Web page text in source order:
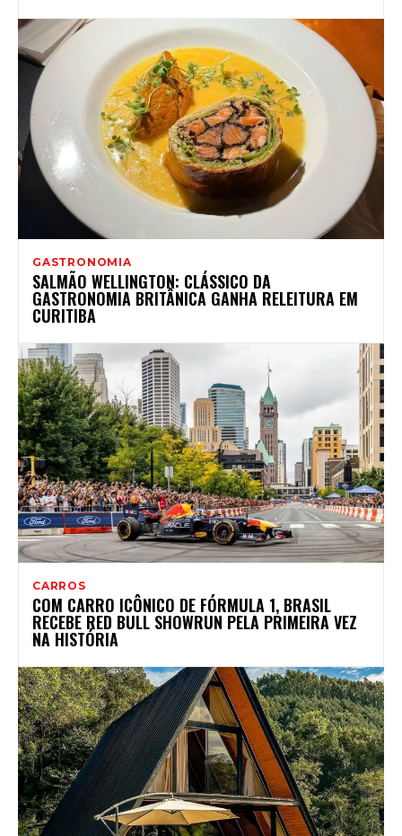
GASTRONOMIA
SALMÃO WELLINGTON: CLÁSSICO DA
GASTRONOMIA BRITÂNICA GANHA RELEITURA EM
CURITIBA
CARROS
COM CARRO ICÔNICO DE FÓRMULA 1, BRASIL
RECEBE RED BULL SHOWRUN PELA PRIMEIRA VEZ
NA HISTÓRIA